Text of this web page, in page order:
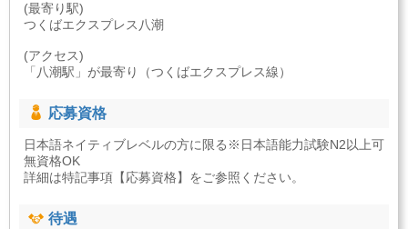
(最寄り駅)
つくばエクスプレス八潮
(アクセス)
「八潮駅」が最寄り（つくばエクスプレス線）
応募資格
日本語ネイティブレベルの方に限る※日本語能力試験N2以上可
無資格OK
詳細は特記事項【応募資格】をご参照ください。
待遇